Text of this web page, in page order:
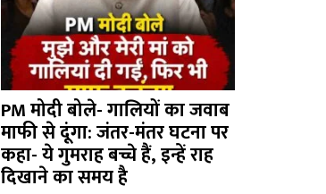
PM मोदी बोले- गालियों का जवाब
माफी से दूंगा: जंतर-मंतर घटना पर
कहा- ये गुमराह बच्चे हैं, इन्हें राह
दिखाने का समय है